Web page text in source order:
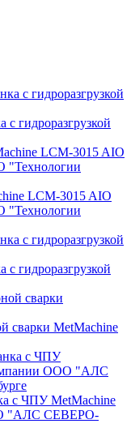
c гидроразгрузкой
LCM-3015 AIO
"Технологии
c гидроразгрузкой
сварки MetMachine
с ЧПУ MetMachine
"АЛС СЕВЕРО-